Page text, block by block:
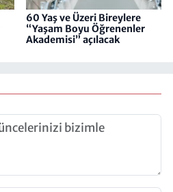
60 Yaş ve Üzeri Bireylere
“Yaşam Boyu Öğrenenler
Akademisi” açılacak